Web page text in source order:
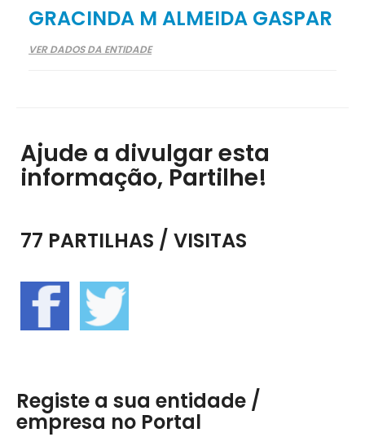
GRACINDA M ALMEIDA GASPAR
VER DADOS DA ENTIDADE
Ajude a divulgar esta
informação, Partilhe!
77 PARTILHAS / VISITAS
Registe a sua entidade /
empresa no Portal